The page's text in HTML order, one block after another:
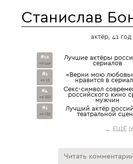
Станислав
актёр, 41 год
#12
из 446
Лучшие актёры
сериалов
#1
из 19
«Верни мою
нравится в
#4
из 222
Секс-символ
российского кино
мужчин
#1
из 155
Лучший актёр
театральной
→ ЕЩЁ
Читать